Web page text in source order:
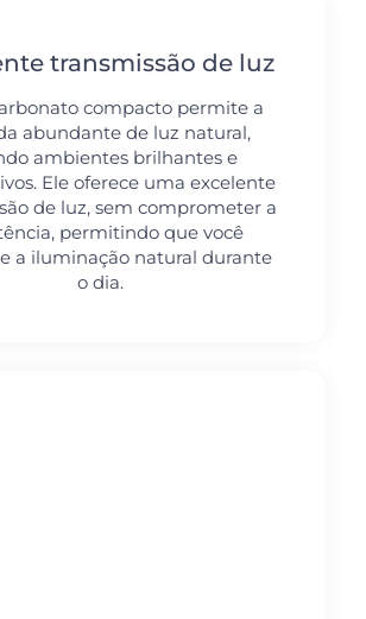
transmissão de luz
compacto permite a
abundante de luz natural,
ambientes brilhantes e
Ele oferece uma excelente
de luz, sem comprometer a
permitindo que você
a iluminação natural durante
o dia.